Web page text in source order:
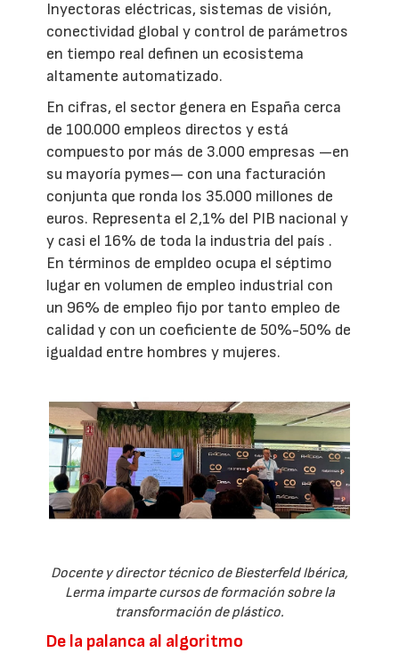
Inyectoras eléctricas, sistemas de visión,
conectividad global y control de parámetros
en tiempo real definen un ecosistema
altamente automatizado.
En cifras, el sector genera en España cerca
de 100.000 empleos directos y está
compuesto por más de 3.000 empresas —en
su mayoría pymes— con una facturación
conjunta que ronda los 35.000 millones de
euros. Representa el 2,1% del PIB nacional y
y casi el 16% de toda la industria del país .
En términos de empldeo ocupa el séptimo
lugar en volumen de empleo industrial con
un 96% de empleo fijo por tanto empleo de
calidad y con un coeficiente de 50%-50% de
igualdad entre hombres y mujeres.
Docente y director técnico de Biesterfeld Ibérica,
Lerma imparte cursos de formación sobre la
transformación de plástico.
De la palanca al algoritmo